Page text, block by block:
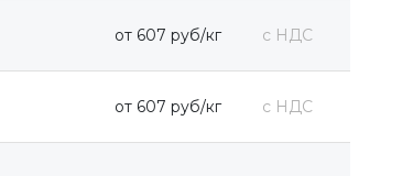
от 607 руб/кг с НДС
от 607 руб/кг с НДС